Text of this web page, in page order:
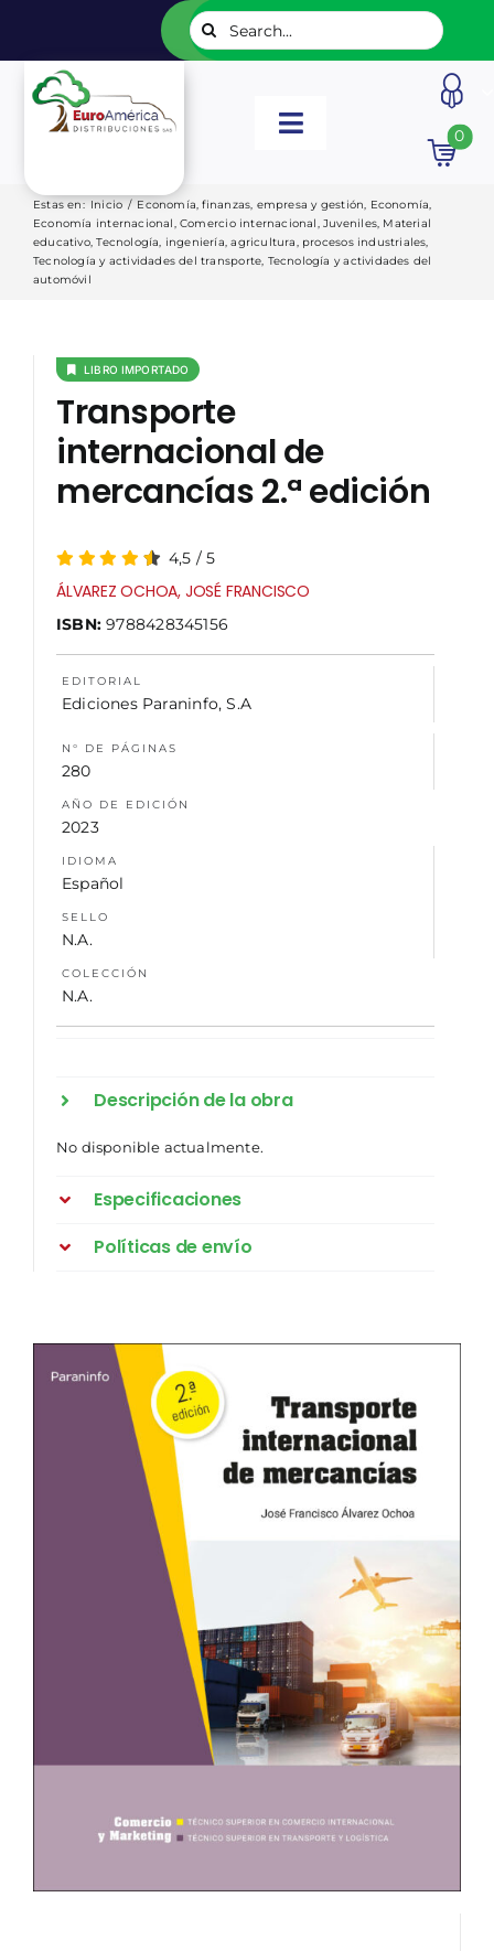
contenido
Buscar:
Toggle
INICIO
NUESTROS LIBROS
CATÁLOGOS
NOSOTROS
0
Estas en: Inicio / Economía, finanzas, empresa y gestión, Economía,
Economía internacional,Comercio internacional,Juveniles, Material
educativo,Tecnología, ingeniería, agricultura, procesos industriales,
Tecnología y actividades del transporte, Tecnología y actividades del
automóvil
LIBRO IMPORTADO
Transporte
internacional de
mercancías 2.ª edición
4,5 /5
ÁLVAREZ OCHOA, JOSÉ FRANCISCO
ISBN:9788428345156
EDITORIAL
Ediciones Paraninfo, S.A
N° DE PÁGINAS
280
AÑO DE EDICIÓN
2023
IDIOMA
Español
SELLO
N.A.
COLECCIÓN
N.A.
Descripción de la obra
No disponible actualmente.
Especificaciones
Políticas de envío